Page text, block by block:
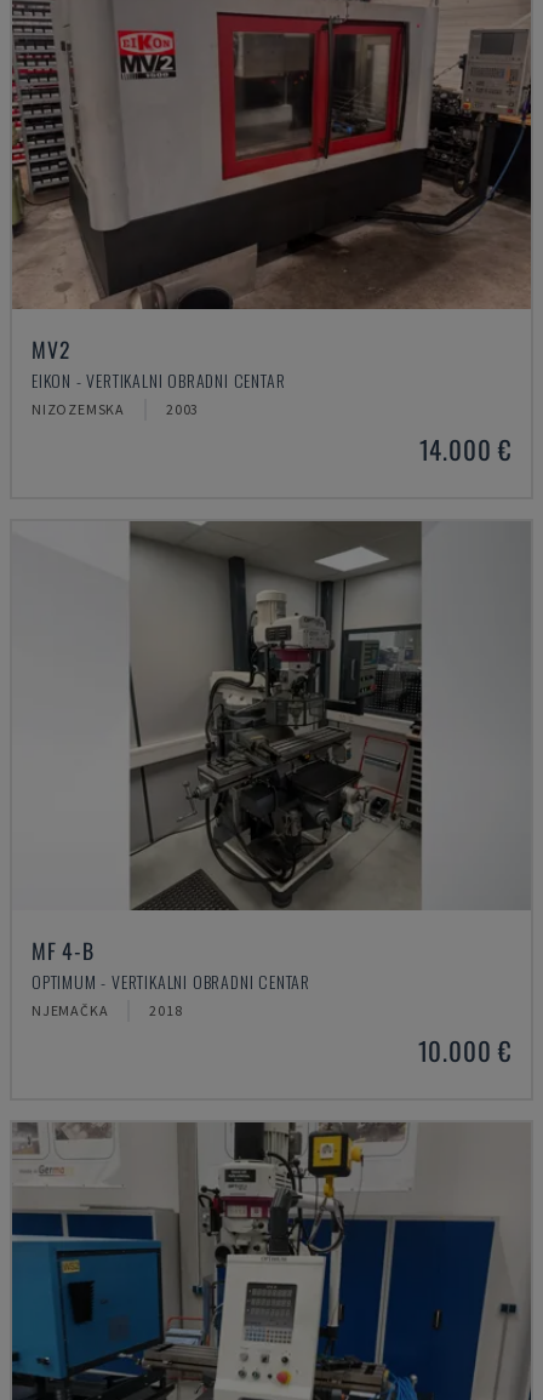
MV2
EIKON - VERTIKALNI OBRADNI CENTAR
NIZOZEMSKA 2003
14.000 €
MF 4-B
OPTIMUM - VERTIKALNI OBRADNI CENTAR
NJEMAČKA 2018
10.000 €